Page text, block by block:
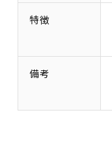
特徴
備考